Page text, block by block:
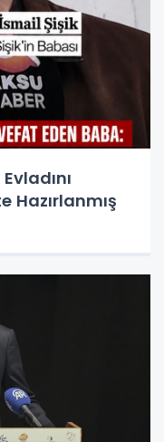
Hazırlanmış